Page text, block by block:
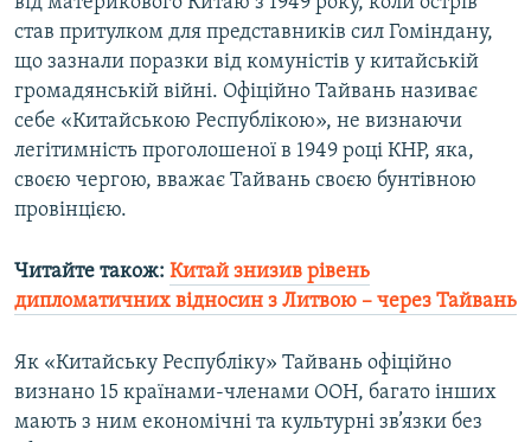
став притулком для представників сил Гоміндану,
що зазнали поразки від комуністів у китайській
громадянській війні. Офіційно Тайвань називає
себе «Китайською Республікою», не визнаючи
легітимність проголошеної в 1949 році КНР, яка,
своєю чергою, вважає Тайвань своєю бунтівною
провінцією.
Читайте також: Китай знизив рівень
дипломатичних відносин з Литвою – через Тайвань
Як «Китайську Республіку» Тайвань офіційно
визнано 15 країнами-членами ООН, багато інших
мають з ним економічні та культурні зв’язки без